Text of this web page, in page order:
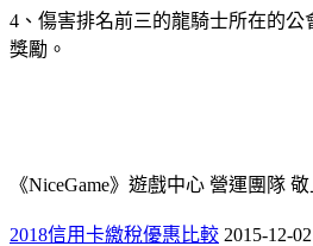
4、傷害排名前三的龍騎士所在的
獎勵。
《NiceGame》遊戲中心 營運團隊 敬
2018信用卡繳稅優惠比較 2015-12-02